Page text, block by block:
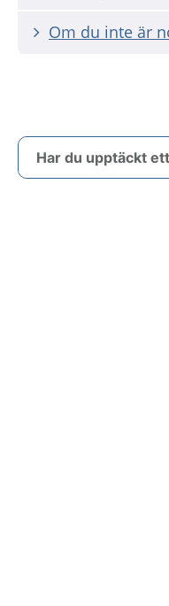
Om du inte är
Har du upptäckt